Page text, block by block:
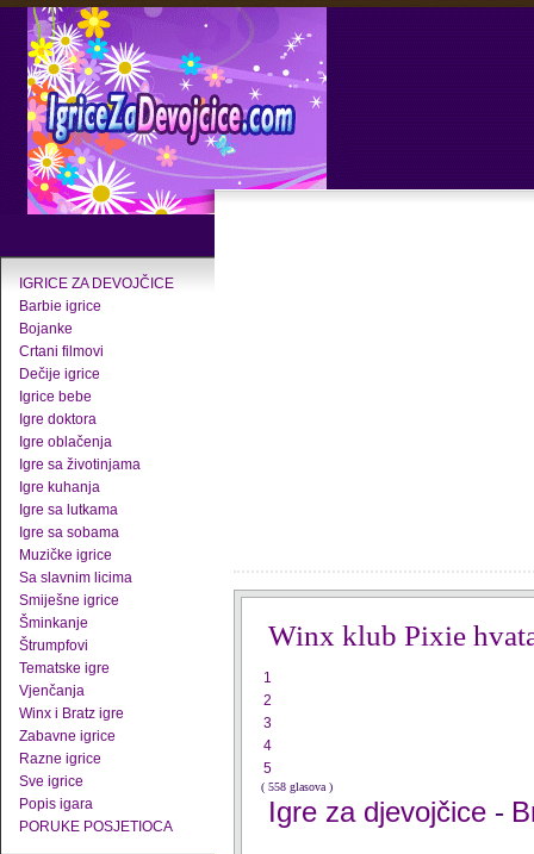
IGRICE ZA DEVOJČICE
Barbie igrice
Bojanke
Crtani filmovi
Dečije igrice
Igrice bebe
Igre doktora
Igre oblačenja
Igre sa životinjama
Igre kuhanja
Igre sa lutkama
Igre sa sobama
Muzičke igrice
Sa slavnim licima
Smiješne igrice
Šminkanje
Štrumpfovi
Tematske igre
Vjenčanja
Winx i Bratz igre
Zabavne igrice
Razne igrice
Sve igrice
Popis igara
PORUKE POSJETIOCA
Winx klub Pixie
1
2
3
4
5
( 558 glasova )
Igre za djevojčice -